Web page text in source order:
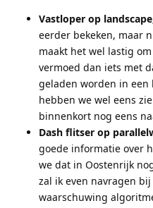
Vastloper op landscape
eerder bekeken, maar
maakt het wel lastig
vermoed dan iets met
geladen worden in
hebben we wel eens
binnenkort nog eens
Dash flitser op
goede informatie over
we dat in Oostenrijk
zal ik even navragen
waarschuwing